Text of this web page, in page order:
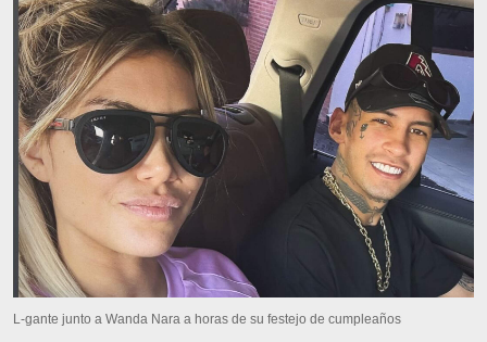
L-gante junto a Wanda Nara a horas de su festejo de cumpleaños